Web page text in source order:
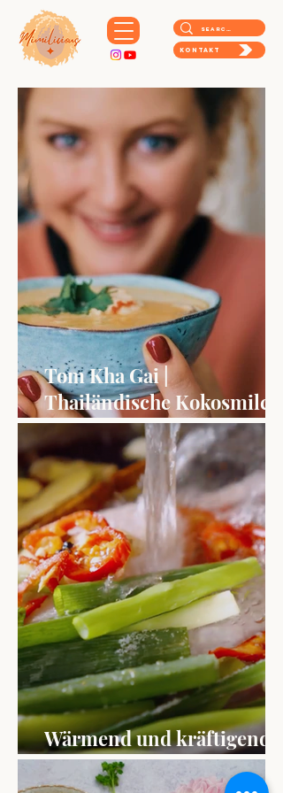
Kontakt
Tom Kha Gai |
Thailändische Kokosmilch
Suppe mit Hähnchen
Wärmend und kräftigende
Hühnersuppe